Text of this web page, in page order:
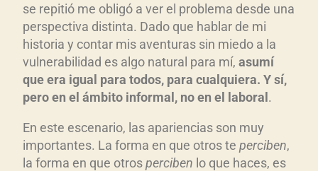
se repitió me obligó a ver el problema desde una
perspectiva distinta. Dado que hablar de mi
historia y contar mis aventuras sin miedo a la
vulnerabilidad es algo natural para mí, asumí
que era igual para todos, para cualquiera. Y sí,
pero en el ámbito informal, no en el laboral .
En este escenario, las apariencias son muy
importantes. La forma en que otros te perciben,
la forma en que otrosperciben lo que haces, es